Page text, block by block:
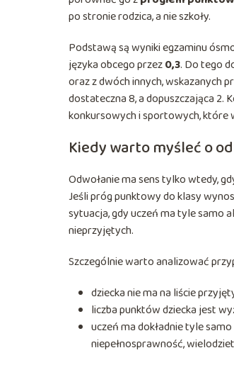
po stronie rodzica, a nie szkoły.
Podstawą są wyniki egzaminu
języka obcego przez0,3. Do tego
oraz z dwóch innych, wskazanych
dostateczna 8, a dopuszczająca 2.
konkursowych i sportowych, które
Kiedy warto myśleć o
Odwołanie ma sens tylko wtedy,
Jeśli próg punktowy do klasy
sytuacja, gdy uczeń ma tyle samo
nieprzyjętych.
Szczególnie warto analizować
dziecka nie ma na liście
liczba punktów dziecka jest
uczeń ma dokładnie tyle
niepełnosprawność,